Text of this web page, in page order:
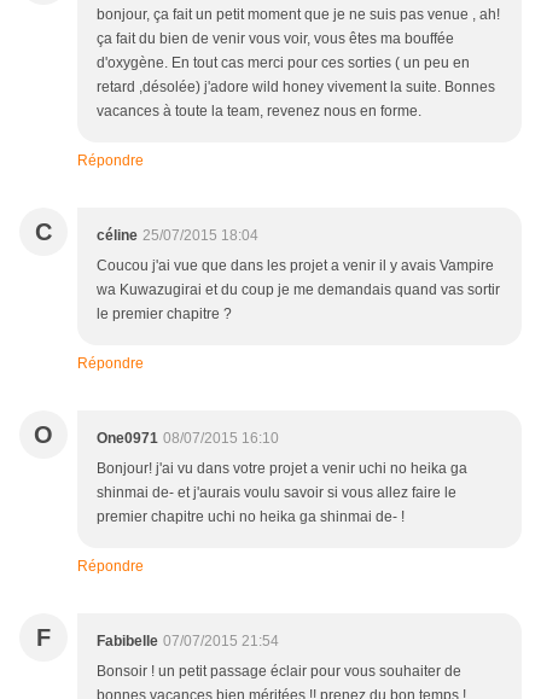
bonjour, ça fait un petit moment que je ne suis pas venue , ah!
ça fait du bien de venir vous voir, vous êtes ma bouffée
d'oxygène. En tout cas merci pour ces sorties ( un peu en
retard ,désolée) j'adore wild honey vivement la suite. Bonnes
vacances à toute la team, revenez nous en forme.
Répondre
C céline 25/07/2015 18:04
Coucou j'ai vue que dans les projet a venir il y avais Vampire
wa Kuwazugirai et du coup je me demandais quand vas sortir
le premier chapitre ?
Répondre
O One0971 08/07/2015 16:10
Bonjour! j'ai vu dans votre projet a venir uchi no heika ga
shinmai de- et j'aurais voulu savoir si vous allez faire le
premier chapitre uchi no heika ga shinmai de- !
Répondre
F Fabibelle 07/07/2015 21:54
Bonsoir ! un petit passage éclair pour vous souhaiter de
bonnes vacances bien méritées !! prenez du bon temps !